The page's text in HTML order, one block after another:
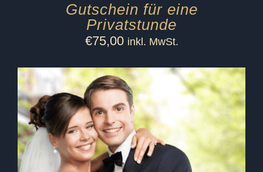
Gutschein für eine
Privatstunde
€75,00 inkl. MwSt.